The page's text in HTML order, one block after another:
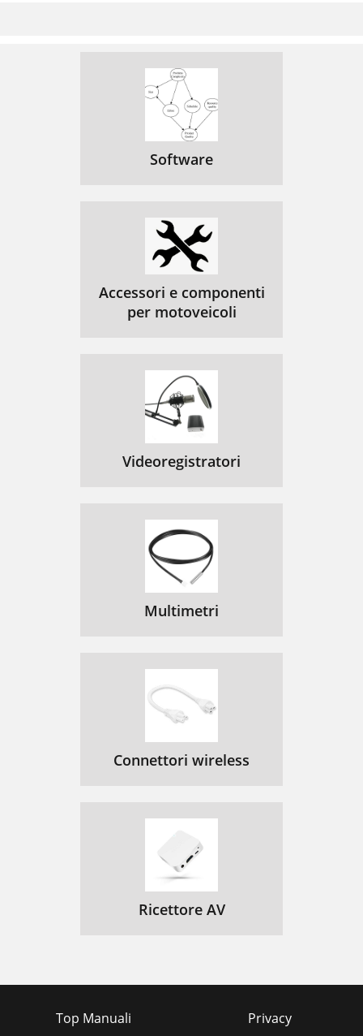
Software
Accessori e componenti
per motoveicoli
Videoregistratori
Multimetri
Connettori wireless
Ricettore AV
Top Manuali
Privacy